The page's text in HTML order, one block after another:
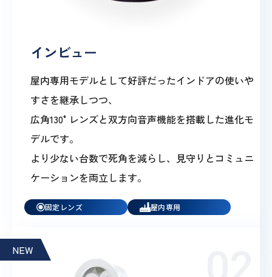
インビュー
屋内専用モデルとして好評だったインドアの使いや
すさを継承しつつ、
広角130°レンズと双方向音声機能を搭載した進化モ
デルです。
より少ない台数で死角を減らし、見守りとコミュニ
ケーションを両立します。
固定レンズ 屋内専用
NEW